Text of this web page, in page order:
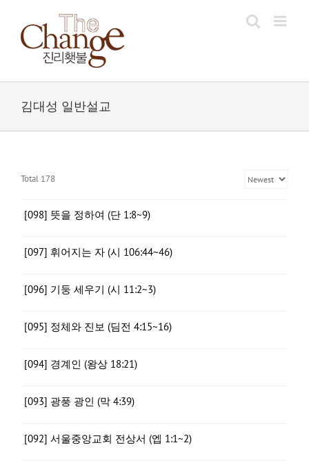
content
김대성 일반설교
Total 178
[098] 뜻을 정하여 (단 1:8~9)
[097] 휘어지는 자 (시 106:44~46)
[096] 기둥 세우기 (시 11:2~3)
[095] 정체와 진보 (딤전 4:15~16)
[094] 경계인 (왕상 18:21)
[093] 광풍 광인 (막 4:39)
[092] 서울중앙교회 전상서 (엡 1:1~2)